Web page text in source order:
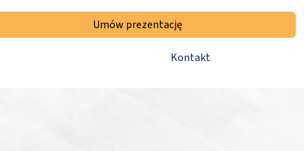
Kontakt
Umów prezentację